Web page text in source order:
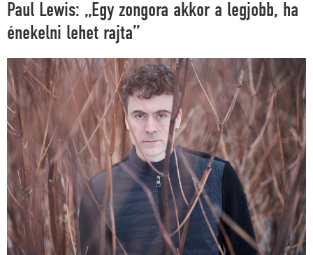
Paul Lewis: „Egy zongora akkor a legjobb, ha
énekelni lehet rajta”